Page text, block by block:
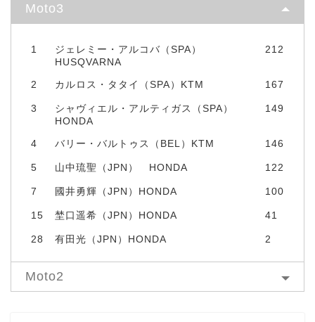
Moto3
1
ジェレミー・アルコバ（SPA）
HUSQVARNA
212
2 カルロス・タタイ（SPA）KTM 167
3
シャヴィエル・アルティガス（SPA）
HONDA
149
4 バリー・バルトゥス（BEL）KTM 146
5 山中琉聖（JPN） HONDA 122
7 國井勇輝（JPN）HONDA 100
15 埜口遥希（JPN）HONDA 41
28 有田光（JPN）HONDA 2
Moto2